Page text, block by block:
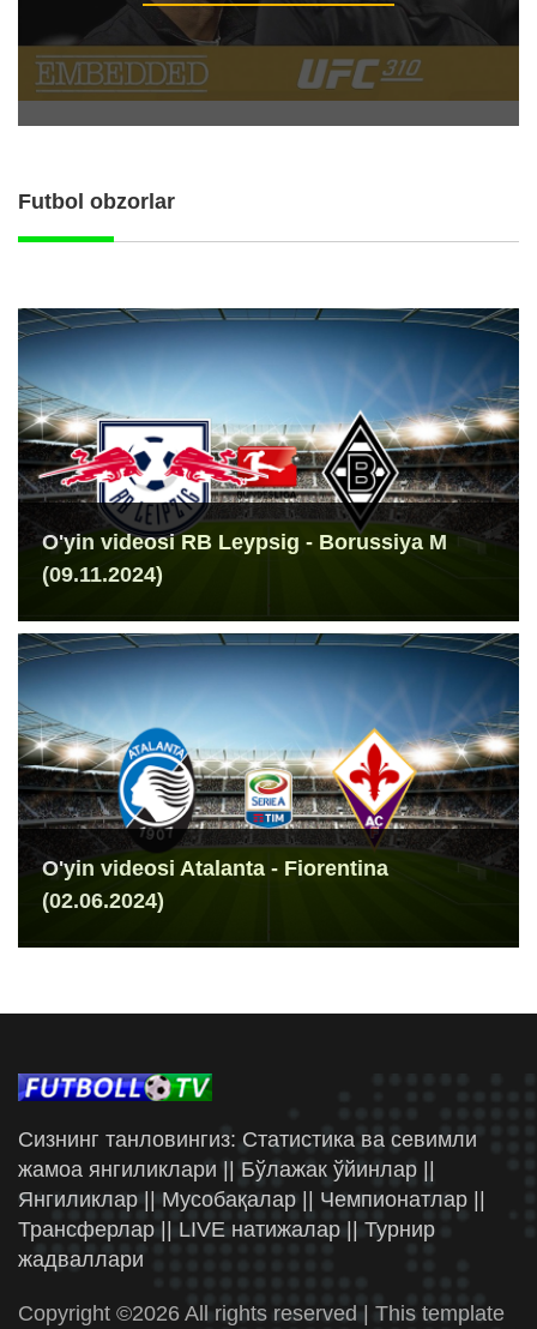
Futbol obzorlar
O'yin videosi RB Leypsig - Borussiya M
(09.11.2024)
O'yin videosi Atalanta - Fiorentina
(02.06.2024)
Сизнинг танловингиз: Статистика ва севимли
жамоа янгиликлари || Бўлажак ўйинлар ||
Янгиликлар || Мусобақалар || Чемпионатлар ||
Трансферлар || LIVE натижалар || Турнир
жадваллари
Copyright ©2026 All rights reserved | This template